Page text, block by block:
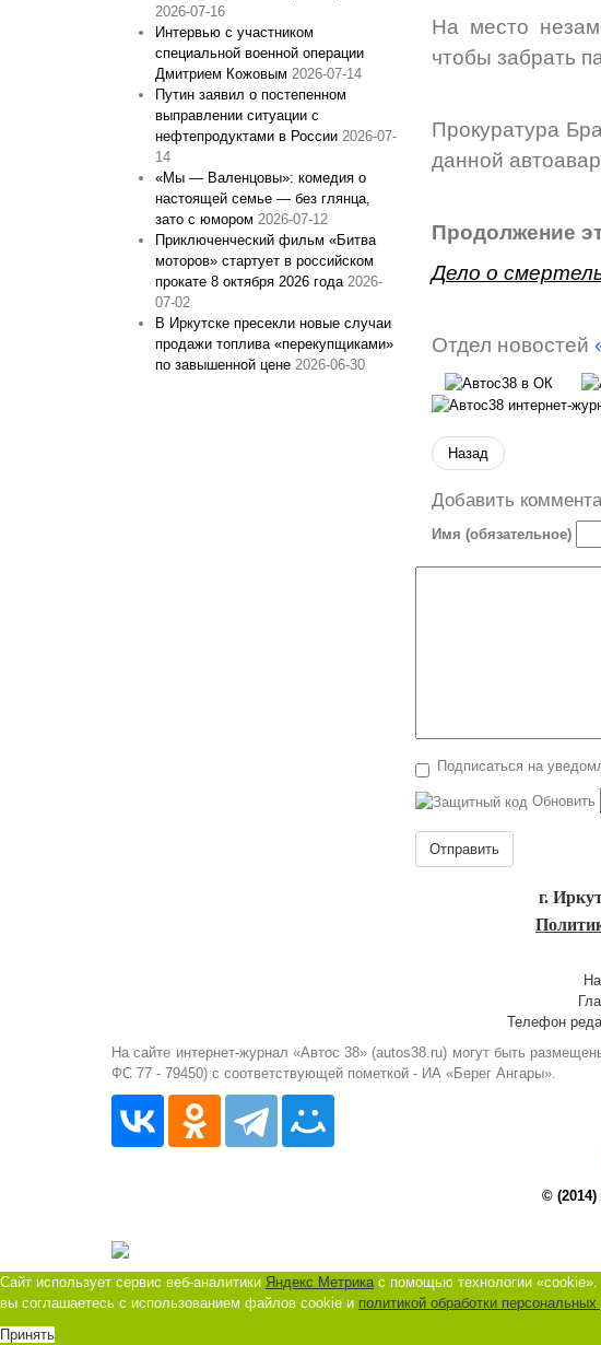
2026-07-16
Интервью с участником
специальной военной операции
Дмитрием Кожовым 2026-07-14
Путин заявил о постепенном
выправлении ситуации с
нефтепродуктами в России 2026-07-
14
«Мы — Валенцовы»: комедия о
настоящей семье — без глянца,
зато с юмором 2026-07-12
Приключенческий фильм «Битва
моторов» стартует в российском
прокате 8 октября 2026 года 2026-
07-02
В Иркутске пресекли новые случаи
продажи топлива «перекупщиками»
по завышенной цене 2026-06-30
На место
чтобы забрать
Прокуратура
данной
Продолжение
Дело о
Отдел новостей
Назад
Добавить
Имя (обязательное)
Подписаться на
Обновить
Отправить
г.
Телефон
На сайте интернет-журнал «Автос 38» (autos38.ru) могут быть
ФС 77 - 79450) с соответствующей пометкой - ИА «Берег Ангары».
©
Сайт использует сервис веб-аналитики Яндекс Метрикас помощью технологии «cookie».
вы соглашаетесь с использованием файлов cookie и политикой обработки
Принять